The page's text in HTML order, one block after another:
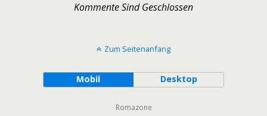
AS Roma – Sampdoria GenoaKommente Sind Geschlossen
Zum Seitenanfang
Mobil Desktop
Romazone